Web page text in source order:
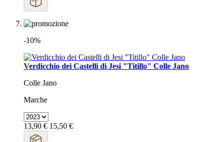
-10%
Verdicchio dei Castelli di Jesi "Titillo" Colle Jano
Colle Jano
Marche
13,90 € 15,50 €